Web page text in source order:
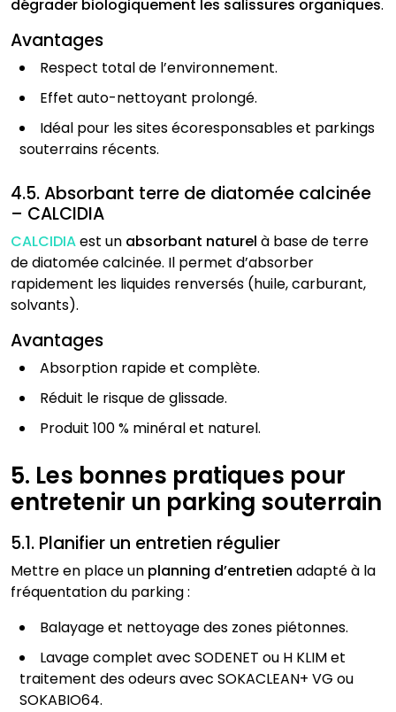
dégrader biologiquement les salissures organiques.
Avantages
Respect total de l’environnement.
Effet auto-nettoyant prolongé.
Idéal pour les sites écoresponsables et parkings
souterrains récents.
4.5. Absorbant terre de diatomée calcinée
– CALCIDIA
CALCIDIAest un absorbant naturel à base de terre
de diatomée calcinée. Il permet d’absorber
rapidement les liquides renversés (huile, carburant,
solvants).
Avantages
Absorption rapide et complète.
Réduit le risque de glissade.
Produit 100 % minéral et naturel.
5. Les bonnes pratiques pour
entretenir un parking souterrain
5.1. Planifier un entretien régulier
Mettre en place un planning d’entretien adapté à la
fréquentation du parking :
Balayage et nettoyage des zones piétonnes.
Lavage complet avec SODENET ou H KLIM et
traitement des odeurs avec SOKACLEAN+ VG ou
SOKABIO64.